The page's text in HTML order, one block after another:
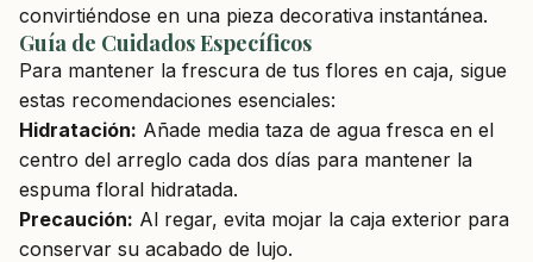
convirtiéndose en una pieza decorativa instantánea.
Guía de Cuidados Específicos
Para mantener la frescura de tus flores en caja, sigue
estas recomendaciones esenciales:
Hidratación: Añade media taza de agua fresca en el
centro del arreglo cada dos días para mantener la
espuma floral hidratada.
Precaución: Al regar, evita mojar la caja exterior para
conservar su acabado de lujo.